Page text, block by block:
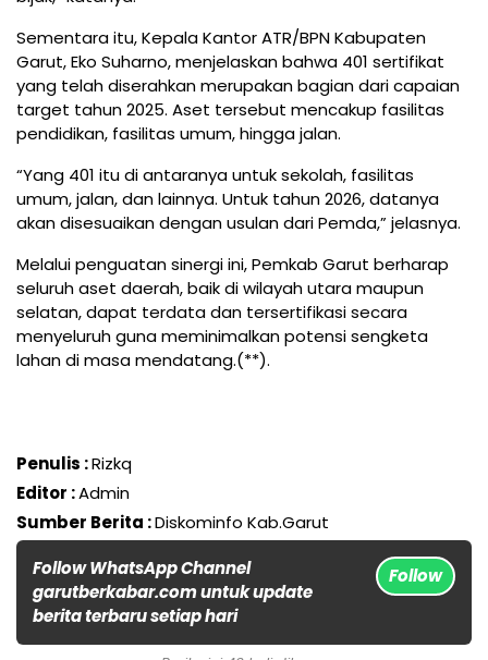
Sementara itu, Kepala Kantor ATR/BPN Kabupaten
Garut, Eko Suharno, menjelaskan bahwa 401 sertifikat
yang telah diserahkan merupakan bagian dari capaian
target tahun 2025. Aset tersebut mencakup fasilitas
pendidikan, fasilitas umum, hingga jalan.
“Yang 401 itu di antaranya untuk sekolah, fasilitas
umum, jalan, dan lainnya. Untuk tahun 2026, datanya
akan disesuaikan dengan usulan dari Pemda,” jelasnya.
Melalui penguatan sinergi ini, Pemkab Garut berharap
seluruh aset daerah, baik di wilayah utara maupun
selatan, dapat terdata dan tersertifikasi secara
menyeluruh guna meminimalkan potensi sengketa
lahan di masa mendatang.(**).
Penulis :Rizkq
Editor :Admin
Sumber Berita :Diskominfo Kab.Garut
Follow WhatsApp Channel
garutberkabar.com untuk update
berita terbaru setiap hari
Follow